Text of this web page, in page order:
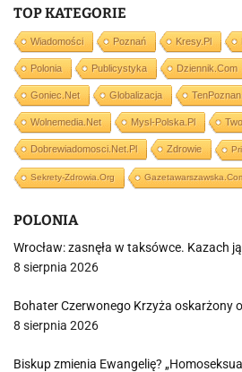
TOP KATEGORIE
Wiadomości Poznań Kresy.pl
Polonia Publicystyka Dziennik.com
Goniec.net Globalizacja
Wolnemedia.net Mysl-Polska.pl
Dobrewiadomosci.net.pl Zdrowie
Sekrety-Zdrowia.org
POLONIA
Wrocław: zasnęła w taksówce. Kazach ją
8 sierpnia 2026
Bohater Czerwonego Krzyża oskarżony
8 sierpnia 2026
Biskup zmienia Ewangelię?